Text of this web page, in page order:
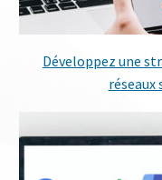
Développez une
réseaux